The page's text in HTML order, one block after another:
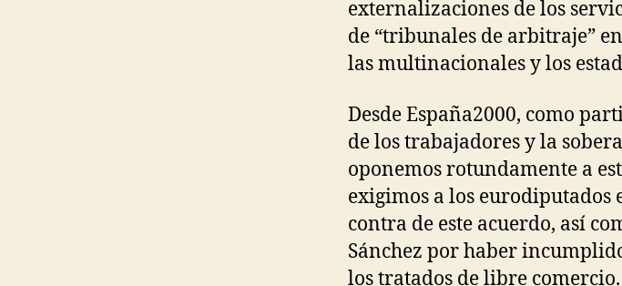
externalizaciones de los
de “tribunales de arbitraje”
las multinacionales y los
Desde España2000, como
de los trabajadores y la
oponemos rotundamente a
exigimos a los eurodiputados
contra de este acuerdo, así
Sánchez por haber
los tratados de libre comercio.